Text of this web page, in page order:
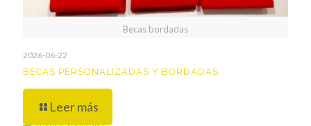
Becas bordadas
2026-06-22
BECAS PERSONALIZADAS Y BORDADAS
Leer más